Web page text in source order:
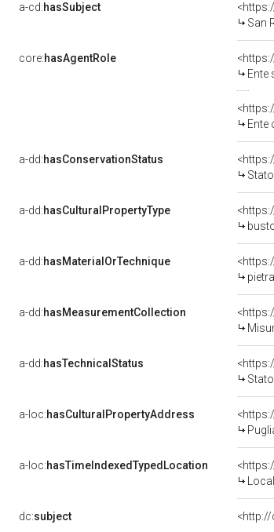
a-cd:hasSubject
San
core:hasAgentRole
Ente
Ente
a-dd:hasConservationStatus
a-dd:hasCulturalPropertyType
a-dd:hasMaterialOrTechnique
a-dd:hasMeasurementCollection
a-dd:hasTechnicalStatus
a-loc:hasCulturalPropertyAddress
a-loc:hasTimeIndexedTypedLocation
dc:subject